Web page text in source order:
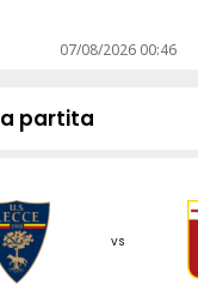
07/08/2026 00:46
partita
vs